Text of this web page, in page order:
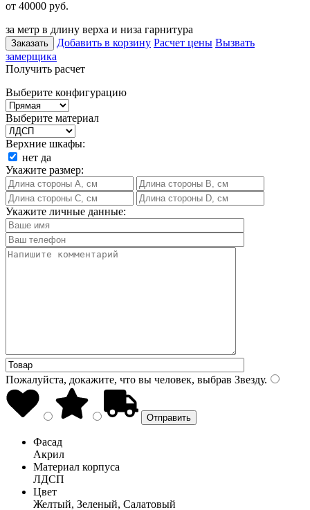
от 40000 руб.
за метр в длину верха и низа гарнитура
Заказать Добавить в корзину Расчет цены Вызвать
замерщика
Получить расчет
Выберите конфигурацию
Выберите материал
Верхние шкафы:
нет да
Укажите размер:
Укажите личные данные:
Пожалуйста, докажите, что вы человек, выбрав Звезду.
Фасад
Акрил
Материал корпуса
ЛДСП
Цвет
Желтый, Зеленый, Салатовый